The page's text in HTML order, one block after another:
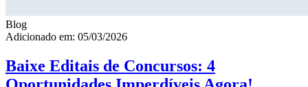
Blog
Adicionado em: 05/03/2026
Baixe Editais de Concursos: 4